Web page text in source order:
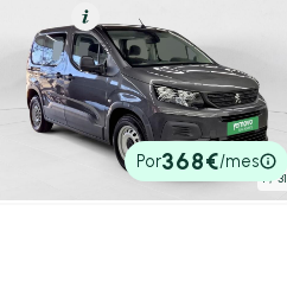
1/ 31
Resumen
Peugeot Rifter
e-Rifter Active Pack Standard
100kW
202510 km136cvAutomático
Por368€/mes